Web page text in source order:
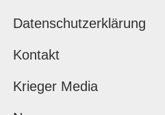
Datenschutzerklärung
Kontakt
Krieger Media